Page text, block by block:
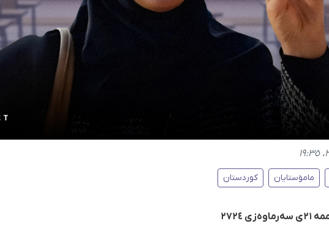
مامۆستایان کوردستان
٢٧٢٤